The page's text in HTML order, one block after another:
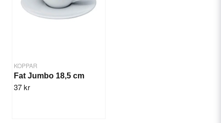
KOPPAR
Fat Jumbo 18,5 cm
37 kr